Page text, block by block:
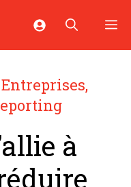
Entreprises,
à